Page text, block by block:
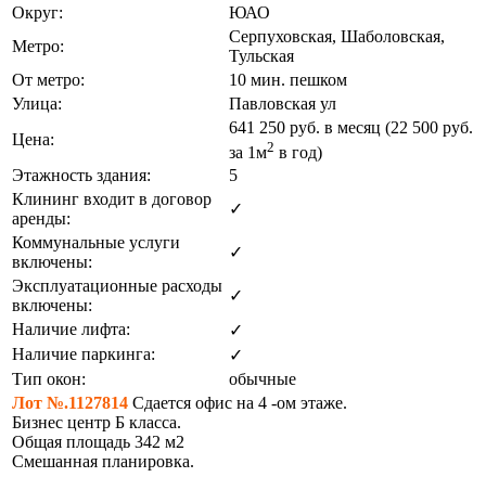
Округ:
ЮАО
Метро:
Серпуховская, Шаболовская,
Тульская
От метро:
10 мин. пешком
Улица:
Павловская ул
Цена:
641 250 руб. в месяц (22 500 руб.
за 1м2 в год)
Этажность здания:
5
Клининг входит в договор
аренды:
✓
Коммунальные услуги
включены:
✓
Эксплуатационные расходы
включены:
✓
Наличие лифта:
✓
Наличие паркинга:
✓
Тип окон:
обычные
Лот №.1127814 Сдается офис на 4 -ом этаже.
Бизнес центр Б класса.
Общая площадь 342 м2
Смешанная планировка.